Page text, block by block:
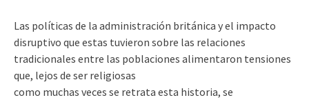
Las políticas de la administración británica y el impacto
disruptivo que estas tuvieron sobre las relaciones
tradicionales entre las poblaciones alimentaron tensiones
que, lejos de ser religiosas
como muchas veces se retrata esta historia, se